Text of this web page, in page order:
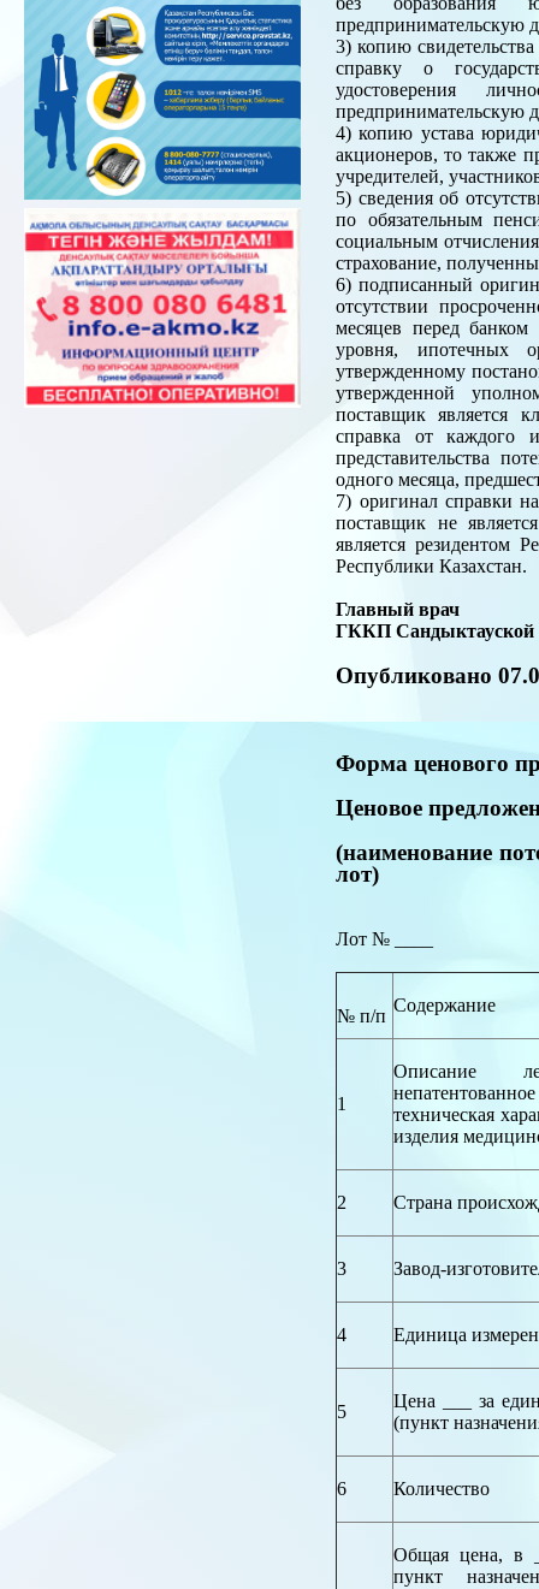
предпринимательскую
3) копию
справку о
удостоверения
предпринимательскую
4) копию устава
акционеров, то также
учредителей,
5) сведения об
по обязательным
социальным
страхование,
6) подписанный
отсутствии
месяцев перед банком
уровня, ипотечных
утвержденному
утвержденной
поставщик является
справка от каждого
представительства
одного месяца,
7) оригинал справки
поставщик не
является резидентом
Республики Казахстан.
Главный врач
ГККП
Опубликовано
Форма ценового
Ценовое
(наименование
лот)
Лот № ____
№ п/п
Содержание
1
Описание
техническая
изделия
2 Страна
3 Завод-
4 Единица
5
Цена ___ за
(пункт
6 Количество
Общая цена, в
пункт